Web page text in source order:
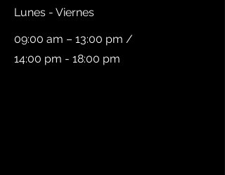
Lunes - Viernes
09:00 am – 13:00 pm /
14:00 pm - 18:00 pm